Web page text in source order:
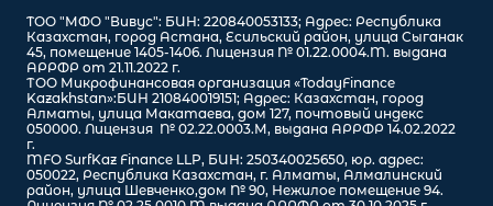
TОО "МФО "Вивус": БИН: 220840053133; Адрес: Республика
Казахстан, город Астана, Есильский район, улица Сыганак
45, помещение 1405-1406. Лицензия № 01.22.0004.M. выдана
АРРФР от 21.11.2022 г.
ТОО Микрофинансовая организация «TodayFinance
Kazakhstan»:БИН 210840019151; Адрес: Казахстан, город
Алматы, улица Макатаева, дом 127, почтовый индекс
050000. Лицензия № 02.22.0003.М, выдана АРРФР 14.02.2022
г.
MFO SurfKaz Finance LLP, БИН: 250340025650, юр. адрес:
050022, Республика Казахстан, г. Алматы, Алмалинский
район, улица Шевченко,дом № 90, Нежилое помещение 94.